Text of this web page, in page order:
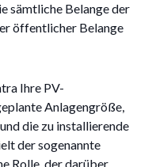
sämtliche Belange der
öffentlicher Belange
Ihre PV-
Anlagengröße,
die zu installierende
der sogenannte
Rolle, der darüber